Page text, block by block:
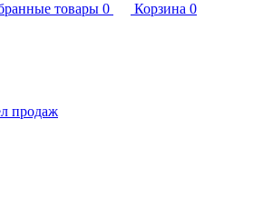
товары 0 Корзина 0
продаж